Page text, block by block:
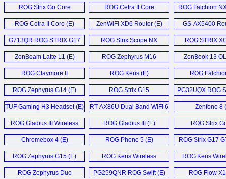
ROG Strix Go Core
Headset (E)
ROG Cetra II Core
Headset (E)
ROG Falchion
Keyboard
ROG Cetra II Core (E)
ZenWiFi XD6 Router (E) GS-AX5400
G713QR ROG STRIX G17
Laptop (E)
ROG Strix Scope NX
Keyboard (E)
ROG STRIX
Monitor
ZenBeam Latte L1 (E)
ROG Zephyrus M16
Laptop (E)
ZenBook 13
ROG Claymore II
Keyboard (E)
ROG Keris (E) ROG
ROG Zephyrus G14 (E)
ROG Strix G15
Advantage (E)
PG32UQX ROG
Monitor
TUF Gaming H3 Headset (E)
RT-AX86U Dual Band WiFi 6
Gaming Router (E)
Zenfone 8
ROG Gladius III Wireless
Mouse (E)
ROG Gladius III (E)
ROG Strix
Headset
Chromebox 4 (E)
ROG Phone 5 (E) ROG Strix G17
ROG Zephyrus G15 (E)
ROG Keris Wireless
Mouse (E)
ROG Keris
ROG Zephyrus Duo
PG259QNR ROG Swift (E) ROG Flow